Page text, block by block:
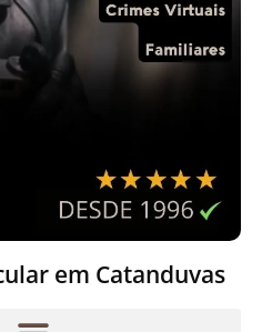
em Catanduvas